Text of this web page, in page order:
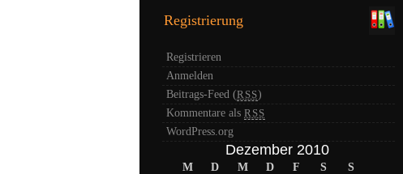
Registrierung
Registrieren
Anmelden
Beitrags-Feed (RSS)
Kommentare als RSS
WordPress.org
Dezember 2010
M D M D F S S